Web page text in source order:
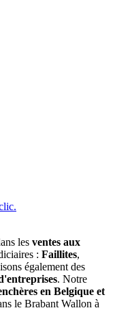
les ventes aux
: Faillites,
également des
. Notre
en Belgique et
le Brabant Wallon à